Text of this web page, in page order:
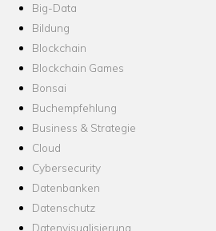
Big-Data
Bildung
Blockchain
Blockchain Games
Bonsai
Buchempfehlung
Business & Strategie
Cloud
Cybersecurity
Datenbanken
Datenschutz
Datenvisualisierung